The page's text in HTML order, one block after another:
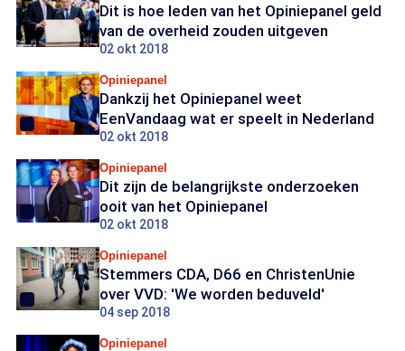
Dit is hoe leden van het Opiniepanel geld
van de overheid zouden uitgeven
02 okt 2018
Opiniepanel
Dankzij het Opiniepanel weet
EenVandaag wat er speelt in Nederland
02 okt 2018
Opiniepanel
Dit zijn de belangrijkste onderzoeken
ooit van het Opiniepanel
02 okt 2018
Opiniepanel
Stemmers CDA, D66 en ChristenUnie
over VVD: 'We worden beduveld'
04 sep 2018
Opiniepanel